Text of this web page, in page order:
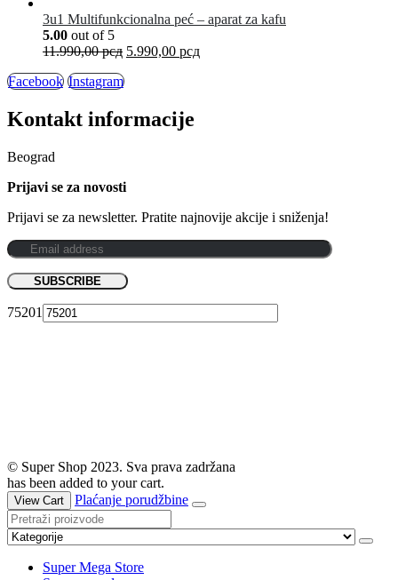
3u1 Multifunkcionalna peć – aparat za kafu
5.00 out of 5
11.990,00рсд 5.990,00 рсд
Facebook Instagram
Kontakt informacije
Beograd
Prijavi se za novosti
Prijavi se za newsletter. Pratite najnovije akcije i sniženja!
75201
© Super Shop 2023. Sva prava zadržana
has been added to your cart.
View Cart Plaćanje porudžbine
Super Mega Store